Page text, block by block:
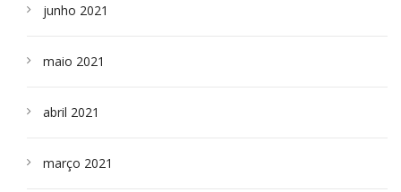
junho 2021
maio 2021
abril 2021
março 2021